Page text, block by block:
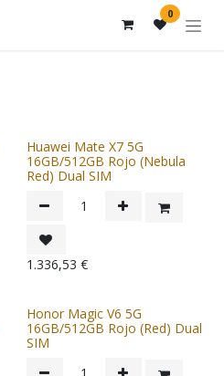
0
Huawei Mate X7 5G
16GB/512GB Rojo (Nebula
Red) Dual SIM
1.336,53 €
Honor Magic V6 5G
16GB/512GB Rojo (Red) Dual
SIM